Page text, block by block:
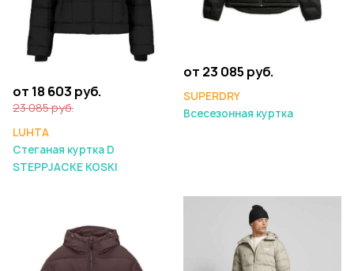
от 18 603 руб.
23 085 руб.
LUHTA
Стеганая куртка D
STEPPJACKE KOSKI
от 23 085 руб.
SUPERDRY
Всесезонная куртка